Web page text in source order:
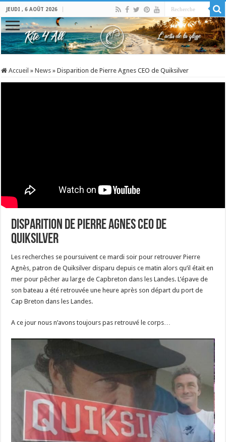
JEUDI , 6 AOÛT 2026
Accueil » News » Disparition de Pierre Agnes CEO de Quiksilver
Disparition de Pierre Agnes CEO de
Quiksilver
Les recherches se poursuivent ce mardi soir pour retrouver Pierre
Agnès, patron de Quiksilver disparu depuis ce matin alors qu’il était en
mer pour pêcher au large de Capbreton dans les Landes. L’épave de
son bateau a été retrouvée une heure après son départ du port de
Cap Breton dans les Landes.
A ce jour nous n’avons toujours pas retrouvé le corps…